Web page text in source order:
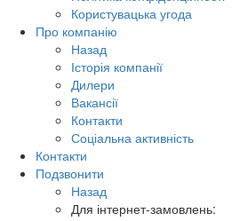
Користувацька угода
Про компанію
Назад
Історія компанії
Дилери
Вакансії
Контакти
Соціальна активність
Контакти
Подзвонити
Назад
Для інтернет-замовлень: